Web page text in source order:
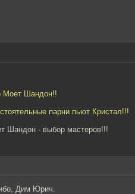
Моет Шандон!!
парни пьют Кристал!!!
Шандон - выбор мастеров!!!
Дим Юрич.